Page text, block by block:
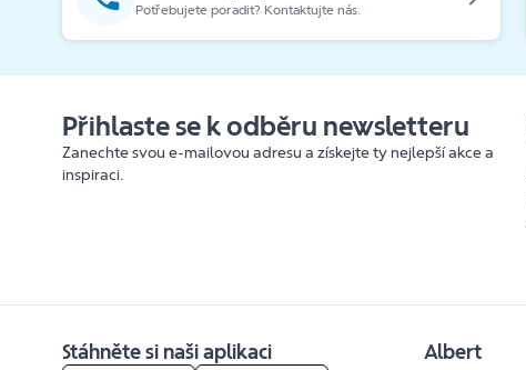
Potřebujete poradit? Kontaktujte nás.
Přihlaste se k odběru newsletteru
Zanechte svou e-mailovou adresu a získejte ty nejlepší akce a
inspiraci.
Stáhněte si naši aplikaci Albert